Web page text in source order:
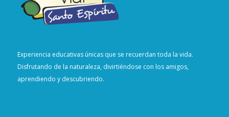
Experiencia educativas únicas que se recuerdan toda la vida.
Disfrutando de la naturaleza, divirtiéndose con los amigos,
aprendiendo y descubriendo.